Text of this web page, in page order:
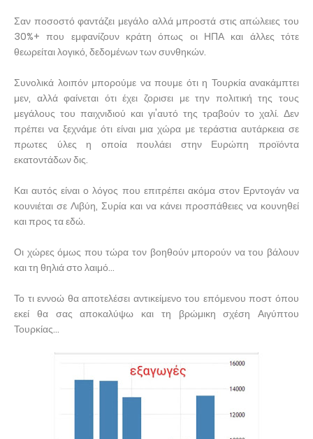
Σαν ποσοστό φαντάζει μεγάλο αλλά μπροστά στις απώλειες του
30%+ που εμφανίζουν κράτη όπως οι ΗΠΑ και άλλες τότε
θεωρείται λογικό, δεδομένων των συνθηκών.
Συνολικά λοιπόν μπορούμε να πουμε ότι η Τουρκία ανακάμπτει
μεν, αλλά φαίνεται ότι έχει ζορισει με την πολιτική της τους
μεγάλους του παιχνιδιού και γι'αυτό της τραβούν το χαλί. Δεν
πρέπει να ξεχνάμε ότι είναι μια χώρα με τεράστια αυτάρκεια σε
πρωτες ύλες η οποία πουλάει στην Ευρώπη προϊόντα
εκατοντάδων δις.
Και αυτός είναι ο λόγος που επιτρέπει ακόμα στον Ερντογάν να
κουνιέται σε Λιβύη, Συρία και να κάνει προσπάθειες να κουνηθεί
και προς τα εδώ.
Οι χώρες όμως που τώρα τον βοηθούν μπορούν να του βάλουν
και τη θηλιά στο λαιμό...
Το τι εννοώ θα αποτελέσει αντικείμενο του επόμενου ποστ όπου
εκεί θα σας αποκαλύψω και τη βρώμικη σχέση Αιγύπτου
Τουρκίας...